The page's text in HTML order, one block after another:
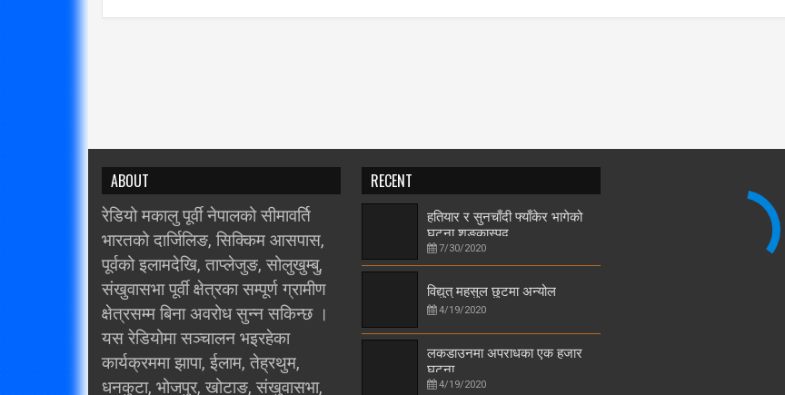
ABOUT
रेडियो मकालु पूर्वी नेपालको सीमावर्ति
भारतको दार्जिलिङ, सिक्किम आसपास,
पूर्वको इलामदेखि, ताप्लेजुङ, सोलुखुम्बु,
संखुवासभा पूर्वी क्षेत्रका सम्पूर्ण ग्रामीण
क्षेत्रसम्म बिना अवरोध सुन्न सकिन्छ ।
यस रेडियोमा सञ्चालन भइरहेका
कार्यक्रममा झापा, ईलाम, तेह्रथुम,
धनकुटा, भोजपुर, खोटाङ, संखुवासभा,
RECENT
हतियार र सुनचाँदी फ्याँकेर भागेको
घटना शङ्कास्पद
7/30/2020
विद्युत् महसुल छुटमा अन्योल
4/19/2020
लकडाउनमा अपराधका एक हजार
घटना
4/19/2020